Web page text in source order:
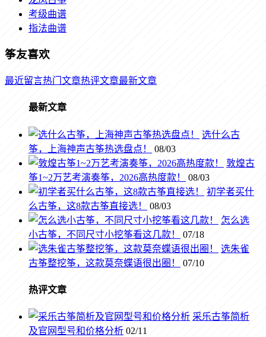
考级曲谱
指法曲谱
筝友喜欢
最近留言热门文章热评文章最新文章
最新文章
选什么古
筝，上海神声古筝热选盘点！
08/03
敦煌古
筝1~2万艺考演奏筝，2026高热度款！
08/03
初学者买什
么古筝，这8款古筝直接选！
08/03
怎么选
小古筝，不同尺寸小挖筝看这几款！
07/18
选朱雀
古筝整挖筝，这款莫奈蝶语很出圈！
07/10
热评文章
采乐古筝简析
及官网型号和价格分析 02/11